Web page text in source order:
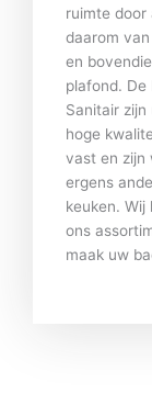
ruimte door
daarom
en
plafond.
Sanitair
hoge
vast en zijn
ergens
keuken.
ons
maak uw